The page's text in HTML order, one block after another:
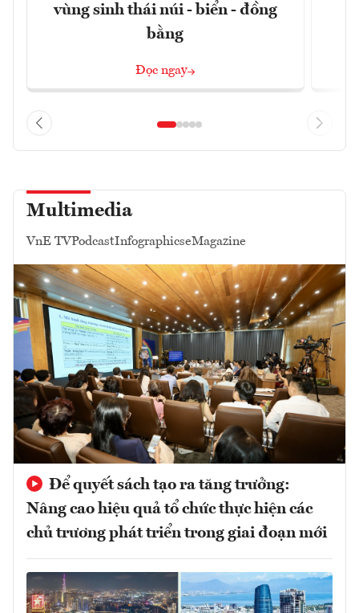
vùng sinh thái núi - biển - đồng
bằng
Đọc ngay
Multimedia
VnE TVPodcastInfographicseMagazine
Để quyết sách tạo ra tăng trưởng:
Nâng cao hiệu quả tổ chức thực hiện các
chủ trương phát triển trong giai đoạn mới